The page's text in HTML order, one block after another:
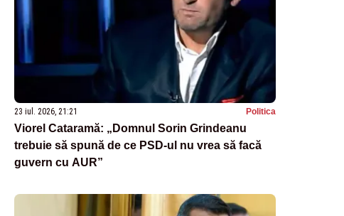
23 iul. 2026, 21:21 Politica
Viorel Cataramă: „Domnul Sorin Grindeanu
trebuie să spună de ce PSD-ul nu vrea să facă
guvern cu AUR”